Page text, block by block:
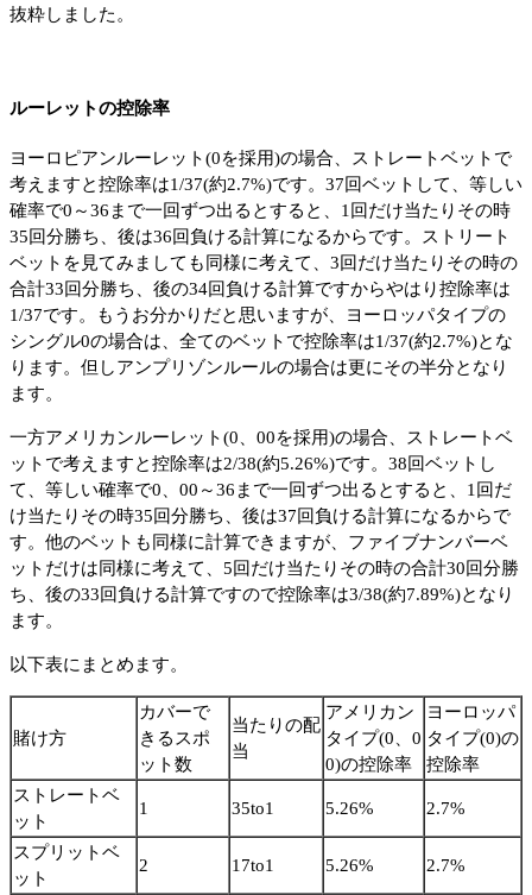
抜粋しました。
ルーレットの控除率
ヨーロピアンルーレット(0を採用)の場合、ストレートベットで
考えますと控除率は1/37(約2.7%)です。37回ベットして、等しい
確率で0～36まで一回ずつ出るとすると、1回だけ当たりその時
35回分勝ち、後は36回負ける計算になるからです。ストリート
ベットを見てみましても同様に考えて、3回だけ当たりその時の
合計33回分勝ち、後の34回負ける計算ですからやはり控除率は
1/37です。もうお分かりだと思いますが、ヨーロッパタイプの
シングル0の場合は、全てのベットで控除率は1/37(約2.7%)とな
ります。但しアンプリゾンルールの場合は更にその半分となり
ます。
一方アメリカンルーレット(0、00を採用)の場合、ストレートベ
ットで考えますと控除率は2/38(約5.26%)です。38回ベットし
て、等しい確率で0、00～36まで一回ずつ出るとすると、1回だ
け当たりその時35回分勝ち、後は37回負ける計算になるからで
す。他のベットも同様に計算できますが、ファイブナンバーベ
ットだけは同様に考えて、5回だけ当たりその時の合計30回分勝
ち、後の33回負ける計算ですので控除率は3/38(約7.89%)となり
ます。
以下表にまとめます。
賭け方
カバーで
きるスポ
ット数
当たりの配
当
アメリカン
タイプ(0、0
0)の控除率
ヨーロッパ
タイプ(0)の
控除率
ストレートベ
ット
1 35to1 5.26% 2.7%
スプリットベ
ット
2 17to1 5.26% 2.7%